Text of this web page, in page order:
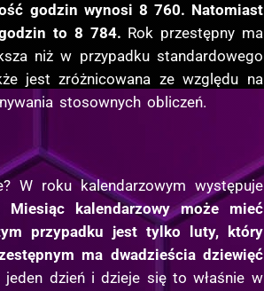
godzin wynosi 8 760. Natomiast
to 8 784. Rok przestępny ma
niż w przypadku standardowego
jest zróżnicowana ze względu na
stosownych obliczeń.
W roku kalendarzowym występuje
Miesiąc kalendarzowy może mieć
przypadku jest tylko luty, który
ma dwadzieścia dziewięć
dzień i dzieje się to właśnie w